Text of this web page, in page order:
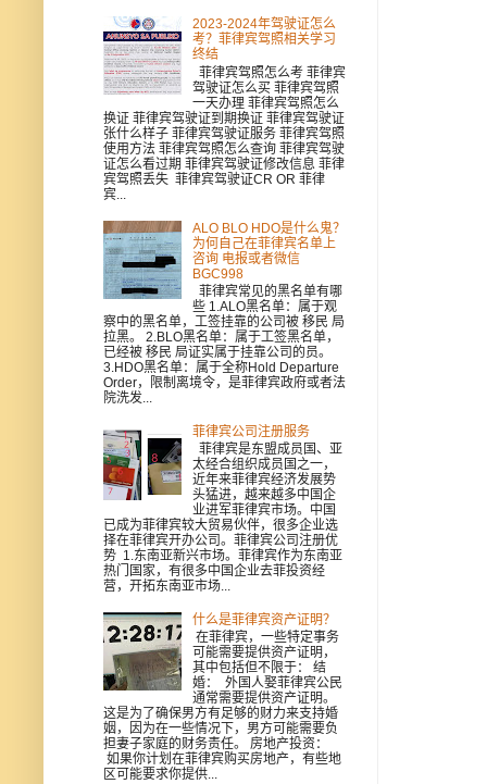
2023-2024年驾驶证怎么
考？菲律宾驾照相关学习
终结
菲律宾驾照怎么考 菲律宾
驾驶证怎么买 菲律宾驾照
一天办理 菲律宾驾照怎么
换证 菲律宾驾驶证到期换证 菲律宾驾驶证
张什么样子 菲律宾驾驶证服务 菲律宾驾照
使用方法 菲律宾驾照怎么查询 菲律宾驾驶
证怎么看过期 菲律宾驾驶证修改信息 菲律
宾驾照丢失 菲律宾驾驶证CR OR 菲律
宾...
ALO BLO HDO是什么鬼？
为何自己在菲律宾名单上
咨询 电报或者微信
BGC998
菲律宾常见的黑名单有哪
些 1.ALO黑名单：属于观
察中的黑名单，工签挂靠的公司被 移民 局
拉黑。 2.BLO黑名单：属于工签黑名单，
已经被 移民 局证实属于挂靠公司的员。
3.HDO黑名单：属于全称Hold Departure
Order，限制离境令，是菲律宾政府或者法
院洗发...
菲律宾公司注册服务
菲律宾是东盟成员国、亚
太经合组织成员国之一，
近年来菲律宾经济发展势
头猛进，越来越多中国企
业进军菲律宾市场。中国
已成为菲律宾较大贸易伙伴，很多企业选
择在菲律宾开办公司。菲律宾公司注册优
势 1.东南亚新兴市场。菲律宾作为东南亚
热门国家，有很多中国企业去菲投资经
营，开拓东南亚市场...
什么是菲律宾资产证明？
在菲律宾，一些特定事务
可能需要提供资产证明，
其中包括但不限于： 结
婚： 外国人娶菲律宾公民
通常需要提供资产证明。
这是为了确保男方有足够的财力来支持婚
姻，因为在一些情况下，男方可能需要负
担妻子家庭的财务责任。 房地产投资：
如果你计划在菲律宾购买房地产，有些地
区可能要求你提供...